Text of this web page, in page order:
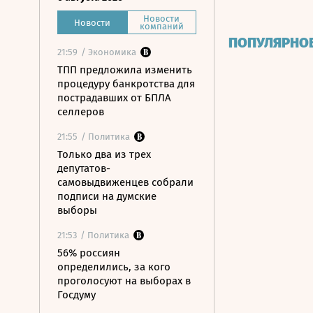
Новости Новости
компаний
21:59 / Экономика
ТПП предложила изменить
процедуру банкротства для
пострадавших от БПЛА
селлеров
21:55 / Политика
Только два из трех
депутатов-
самовыдвиженцев собрали
подписи на думские
выборы
21:53 / Политика
56% россиян
определились, за кого
проголосуют на выборах в
Госдуму